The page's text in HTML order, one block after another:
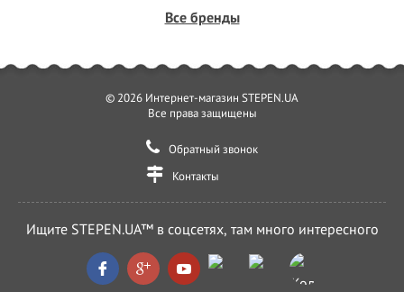
Все бренды
© 2026 Интернет-магазин STEPEN.UA
Все права защищены
Обратный звонок
Контакты
Ищите STEPEN.UA™ в соцсетях, там много интересного